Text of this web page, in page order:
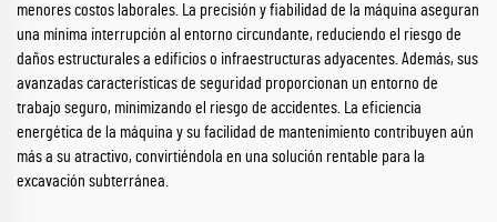
menores costos laborales. La precisión y fiabilidad de la máquina aseguran
una mínima interrupción al entorno circundante, reduciendo el riesgo de
daños estructurales a edificios o infraestructuras adyacentes. Además, sus
avanzadas características de seguridad proporcionan un entorno de
trabajo seguro, minimizando el riesgo de accidentes. La eficiencia
energética de la máquina y su facilidad de mantenimiento contribuyen aún
más a su atractivo, convirtiéndola en una solución rentable para la
excavación subterránea.